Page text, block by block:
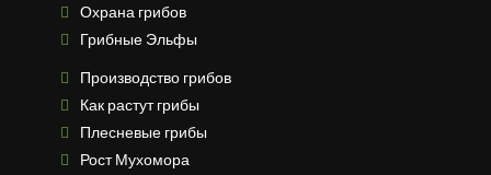
Охрана грибов
Грибные Эльфы
Производство грибов
Как растут грибы
Плесневые грибы
Рост Мухомора